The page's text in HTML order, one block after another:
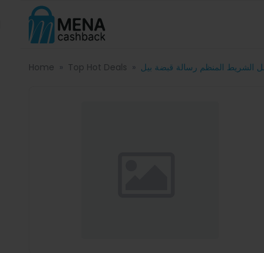
Home Top Hot Deals الشريط المنظم رسالة قبضة بيل